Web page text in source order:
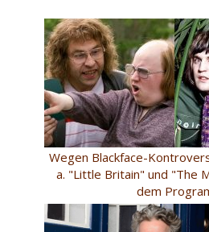
Wegen Blackface-
a. "Little Britain" und "The
dem